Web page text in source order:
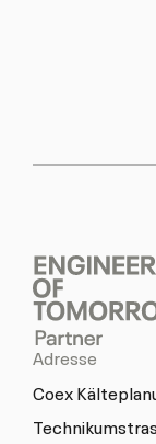
Adresse
Coex